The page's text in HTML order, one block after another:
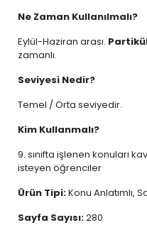
Ne Zaman Kullanılmalı?
Eylül-Haziran arası.
zamanlı.
Seviyesi Nedir?
Temel / Orta seviyedir.
Kim Kullanmalı?
9. sınıfta işlenen konuları
isteyen öğrenciler
Ürün Tipi:Konu Anlatımlı,
Sayfa Sayısı:280